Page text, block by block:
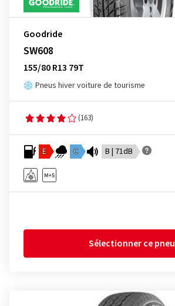
Goodride
SW608
155/80 R13 79T
Pneus hiver voiture de tourisme
(163)
E C B | 71dB
Sélectionner ce pneu